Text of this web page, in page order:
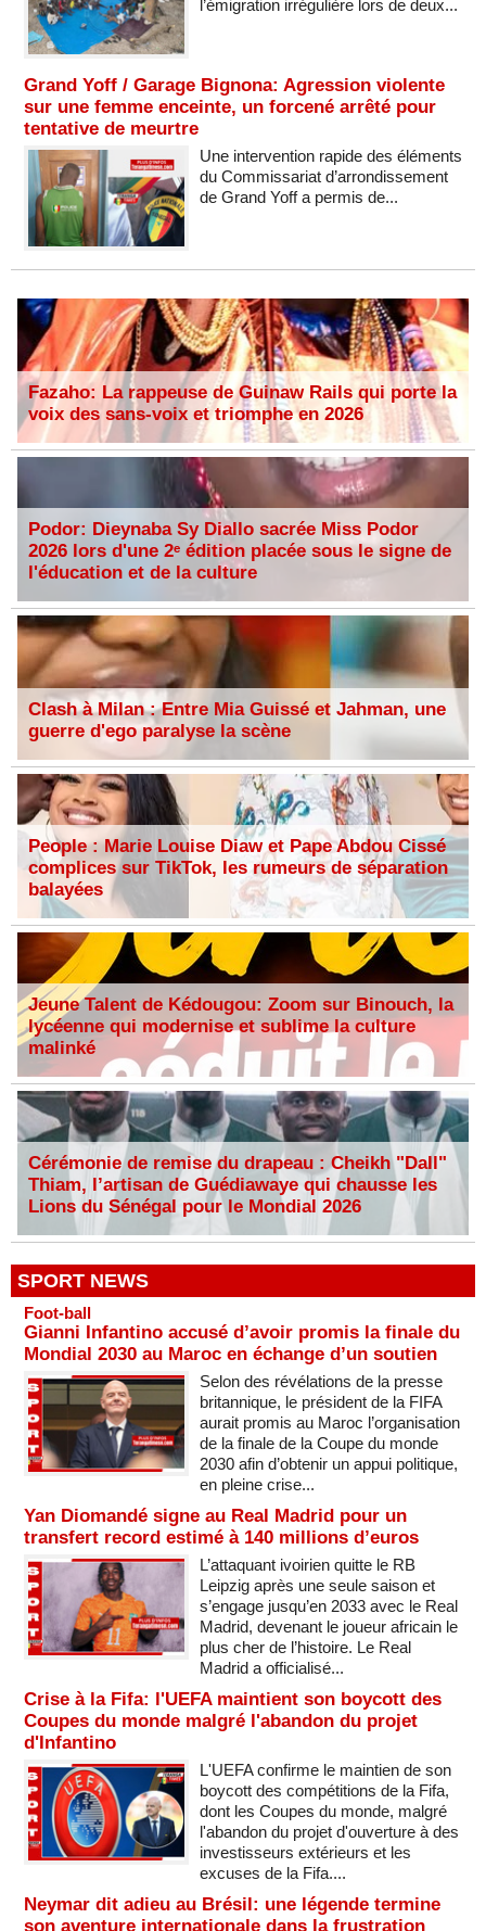
l’émigration irrégulière lors de deux...
Grand Yoff / Garage Bignona: Agression violente
sur une femme enceinte, un forcené arrêté pour
tentative de meurtre
Une intervention rapide des éléments
du Commissariat d’arrondissement
de Grand Yoff a permis de...
Fazaho: La rappeuse de Guinaw Rails qui porte la
voix des sans-voix et triomphe en 2026
Podor: Dieynaba Sy Diallo sacrée Miss Podor
2026 lors d'une 2ᵉ édition placée sous le signe de
l'éducation et de la culture
Clash à Milan : Entre Mia Guissé et Jahman, une
guerre d'ego paralyse la scène
People : Marie Louise Diaw et Pape Abdou Cissé
complices sur TikTok, les rumeurs de séparation
balayées
Jeune Talent de Kédougou: Zoom sur Binouch, la
lycéenne qui modernise et sublime la culture
malinké
Cérémonie de remise du drapeau : Cheikh "Dall"
Thiam, l’artisan de Guédiawaye qui chausse les
Lions du Sénégal pour le Mondial 2026
SPORT NEWS
Foot-ball
Gianni Infantino accusé d’avoir promis la finale du
Mondial 2030 au Maroc en échange d’un soutien
Selon des révélations de la presse
britannique, le président de la FIFA
aurait promis au Maroc l’organisation
de la finale de la Coupe du monde
2030 afin d’obtenir un appui politique,
en pleine crise...
Yan Diomandé signe au Real Madrid pour un
transfert record estimé à 140 millions d’euros
L’attaquant ivoirien quitte le RB
Leipzig après une seule saison et
s’engage jusqu’en 2033 avec le Real
Madrid, devenant le joueur africain le
plus cher de l’histoire. Le Real
Madrid a officialisé...
Crise à la Fifa: l'UEFA maintient son boycott des
Coupes du monde malgré l'abandon du projet
d'Infantino
L'UEFA confirme le maintien de son
boycott des compétitions de la Fifa,
dont les Coupes du monde, malgré
l'abandon du projet d'ouverture à des
investisseurs extérieurs et les
excuses de la Fifa....
Neymar dit adieu au Brésil: une légende termine
son aventure internationale dans la frustration